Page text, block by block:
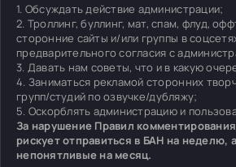
1. Обсуждать действие администрации;
2. Троллинг, буллинг, мат, спам, флуд,
сторонние сайты и/или группы в
предварительного согласия с
3. Давать нам советы, что и в какую
4. Заниматься рекламой сторонних
групп/студий по озвучке/дубляжу;
5. Оскорблять администрацию и
За нарушение Правил
рискует отправиться в БАН на неделю,
непонятливые на месяц.